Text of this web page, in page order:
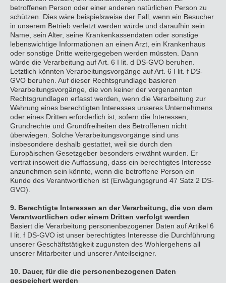
betroffenen Person oder einer anderen natürlichen Person zu
schützen. Dies wäre beispielsweise der Fall, wenn ein Besucher
in unserem Betrieb verletzt werden würde und daraufhin sein
Name, sein Alter, seine Krankenkassendaten oder sonstige
lebenswichtige Informationen an einen Arzt, ein Krankenhaus
oder sonstige Dritte weitergegeben werden müssten. Dann
würde die Verarbeitung auf Art. 6 I lit. d DS-GVO beruhen.
Letztlich könnten Verarbeitungsvorgänge auf Art. 6 I lit. f DS-
GVO beruhen. Auf dieser Rechtsgrundlage basieren
Verarbeitungsvorgänge, die von keiner der vorgenannten
Rechtsgrundlagen erfasst werden, wenn die Verarbeitung zur
Wahrung eines berechtigten Interesses unseres Unternehmens
oder eines Dritten erforderlich ist, sofern die Interessen,
Grundrechte und Grundfreiheiten des Betroffenen nicht
überwiegen. Solche Verarbeitungsvorgänge sind uns
insbesondere deshalb gestattet, weil sie durch den
Europäischen Gesetzgeber besonders erwähnt wurden. Er
vertrat insoweit die Auffassung, dass ein berechtigtes Interesse
anzunehmen sein könnte, wenn die betroffene Person ein
Kunde des Verantwortlichen ist (Erwägungsgrund 47 Satz 2 DS-
GVO).
9. Berechtigte Interessen an der Verarbeitung, die von dem
Verantwortlichen oder einem Dritten verfolgt werden
Basiert die Verarbeitung personenbezogener Daten auf Artikel 6
I lit. f DS-GVO ist unser berechtigtes Interesse die Durchführung
unserer Geschäftstätigkeit zugunsten des Wohlergehens all
unserer Mitarbeiter und unserer Anteilseigner.
10. Dauer, für die die personenbezogenen Daten
gespeichert werden